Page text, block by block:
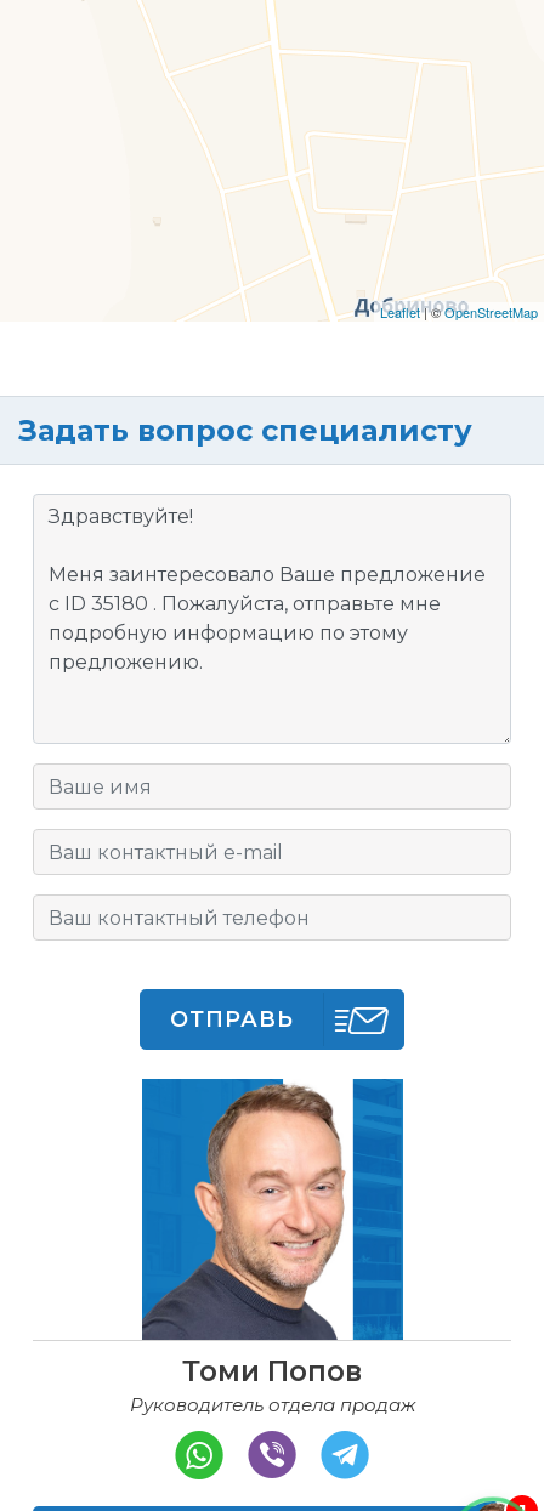
Leaflet| ©OpenStreetMap
Задать вопрос специалисту
ОТПРАВЬ
Томи Попов
Руководитель отдела продаж